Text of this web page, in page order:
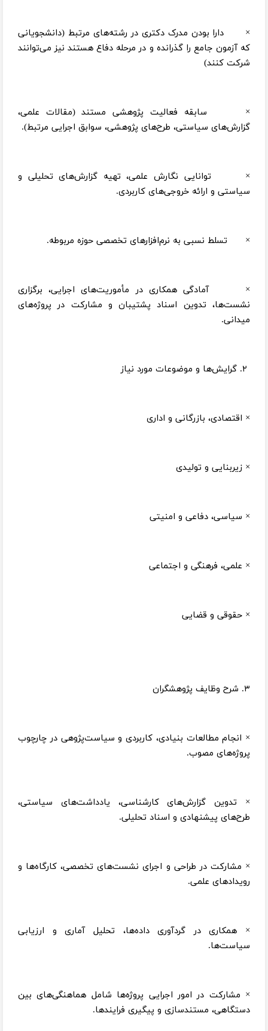
× دارا بودن مدرک دکتری در رشته‌های مرتبط (دانشجویانی
که آزمون جامع را گذرانده‌ و در مرحله دفاع هستند نیز می‌توانند
شرکت کنند)
× سابقه فعالیت پژوهشی مستند (مقالات علمی،
گزارش‌های سیاستی، طرح‌های پژوهشی، سوابق اجرایی مرتبط).
× توانایی نگارش علمی، تهیه گزارش‌های تحلیلی و
سیاستی و ارائه خروجی‌های کاربردی.
× تسلط نسبی به نرم‌افزارهای تخصصی حوزه مربوطه.
× آمادگی همکاری در مأموریت‌های اجرایی، برگزاری
نشست‌ها، تدوین اسناد پشتیبان و مشارکت در پروژه‌های
میدانی.
× اقتصادی، بازرگانی و اداری
× زیربنایی و تولیدی
× سیاسی، دفاعی و امنیتی
× علمی، فرهنگی و اجتماعی
× حقوقی و قضایی
۳. شرح وظایف پژوهشگران
× انجام مطالعات بنیادی، کاربردی و سیاست‌پژوهی در چارچوب
پروژه‌های مصوب.
× تدوین گزارش‌های کارشناسی، یادداشت‌های سیاستی،
طرح‌های پیشنهادی و اسناد تحلیلی.
× مشارکت در طراحی و اجرای نشست‌‌های تخصصی، کارگاه‌ها و
رویدادهای علمی.
× همکاری در گردآوری داده‌ها، تحلیل آماری و ارزیابی
سیاست‌ها.
× مشارکت در امور اجرایی پروژه‌ها شامل هماهنگی‌های بین
‌دستگاهی، مستندسازی و پیگیری فرایندها.